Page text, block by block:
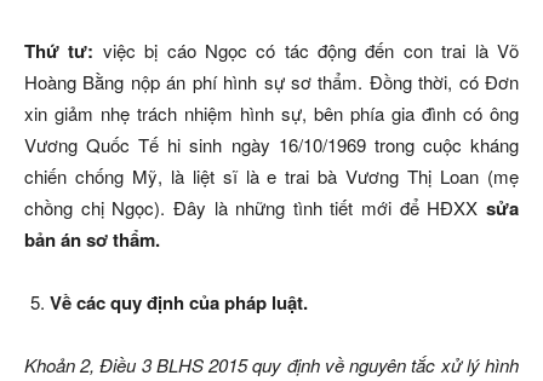
Thứ tư: việc bị cáo Ngọc có tác động đến con trai là Võ
Hoàng Bằng nộp án phí hình sự sơ thẩm. Đồng thời, có Đơn
xin giảm nhẹ trách nhiệm hình sự, bên phía gia đình có ông
Vương Quốc Tế hi sinh ngày 16/10/1969 trong cuộc kháng
chiến chống Mỹ, là liệt sĩ là e trai bà Vương Thị Loan (mẹ
chồng chị Ngọc). Đây là những tình tiết mới để HĐXX sửa
bản án sơ thẩm.
Về các quy định của pháp luật.
Khoản 2, Điều 3 BLHS 2015 quy định về nguyên tắc xử lý hình